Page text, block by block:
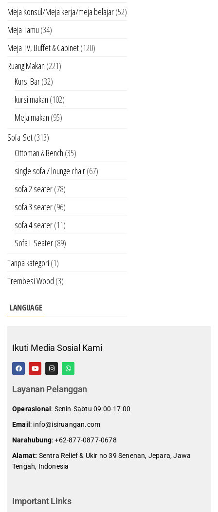
Meja Konsul/Meja kerja/meja belajar(52)
Meja Tamu (34)
Meja TV, Buffet & Cabinet(120)
Ruang Makan (221)
Kursi Bar(32)
kursi makan (102)
Meja makan (95)
Sofa-Set(313)
Ottoman & Bench (35)
single sofa / lounge chair(67)
sofa 2 seater(78)
sofa 3 seater(96)
sofa 4 seater(11)
Sofa L Seater(89)
Tanpa kategori (1)
Trembesi Wood (3)
LANGUAGE
Ikuti Media Sosial Kami
Layanan Pelanggan
Operasional : Senin-Sabtu 09:00-17:00
Email : info@isiruangan.com
Narahubung:+62-877-0877-0678
Alamat: Sentra Relief & Ukir no 39 Senenan, Jepara, Jawa
Tengah, Indonesia
Important Links